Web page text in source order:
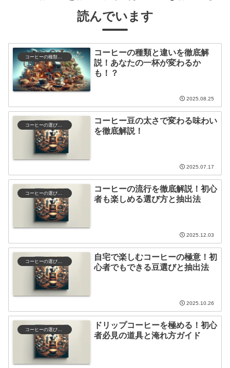
読んでいます
コーヒーの種類と違いを徹底解
説！あなたの一杯が変わるか
も！？
2025.08.25
コーヒー豆の太さで変わる味わい
を徹底解説！
2025.07.17
コーヒーの流行を徹底解説！初心
者も楽しめる選び方と抽出法
2025.12.03
自宅で楽しむコーヒーの極意！初
心者でもできる豆選びと抽出法
2025.10.26
コーヒーの選び方と保存
ドリップコーヒーを極める！初心
者必見の道具と淹れ方ガイド